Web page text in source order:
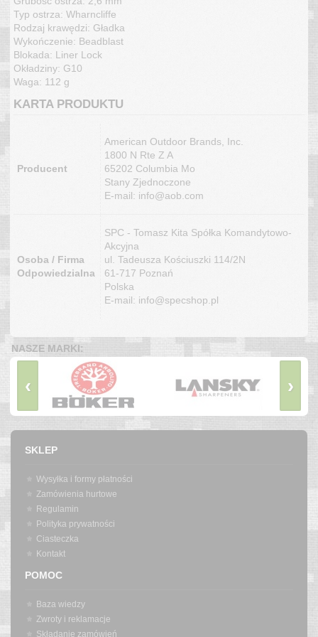
Typ ostrza: Wharncliffe
Rodzaj krawędzi: Gładka
Wykończenie: Beadblast
Blokada: Liner Lock
Okładziny: G10
Waga: 112 g
KARTA PRODUKTU
Producent
American Outdoor Brands, Inc.
1800 N Rte Z A
65202 Columbia Mo
Stany Zjednoczone
E-mail: info@aob.com
Osoba / Firma
Odpowiedzialna
SPC - Tomasz Kita Spółka Komandytowo-
Akcyjna
ul. Tadeusza Kościuszki 114/2N
61-717 Poznań
Polska
E-mail: info@specshop.pl
NASZE MARKI:
‹ ›
SKLEP
Wysyłka i formy płatności
Zamówienia hurtowe
Regulamin
Polityka prywatności
Ciasteczka
Kontakt
POMOC
Baza wiedzy
Zwroty i reklamacje
Składanie zamówień